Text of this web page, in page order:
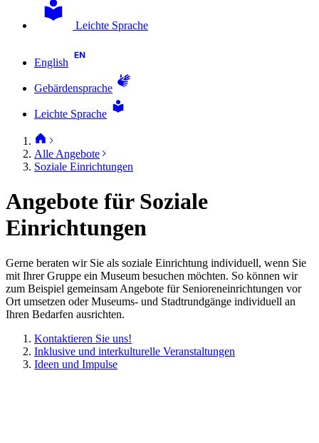
Leichte Sprache
English
Gebärdensprache
Leichte Sprache
Alle Angebote
Soziale Einrichtungen
Angebote für Soziale
Einrichtungen
Gerne beraten wir Sie als soziale Einrichtung individuell, wenn Sie
mit Ihrer Gruppe ein Museum besuchen möchten. So können wir
zum Beispiel gemeinsam Angebote für Senioreneinrichtungen vor
Ort umsetzen oder Museums- und Stadtrundgänge individuell an
Ihren Bedarfen ausrichten.
Kontaktieren Sie uns!
Inklusive und interkulturelle Veranstaltungen
Ideen und Impulse